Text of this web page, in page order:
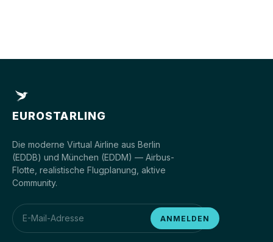
EUROSTARLING
Die moderne Virtual Airline aus Berlin
(EDDB) und München (EDDM) — Airbus-
Flotte, realistische Flugplanung, aktive
Community.
ANMELDEN